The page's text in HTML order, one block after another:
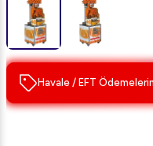
Havale / EFT